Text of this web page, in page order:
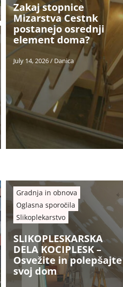
Zakaj stopnice
Mizarstva Cestnk
postanejo osrednji
element doma?
July 14, 2026/ Danica
Gradnja in obnova
Oglasna sporočila
Slikoplekarstvo
SLIKOPLESKARSKA
DELA KOCIPLESK –
Osvežite in polepšajte
svoj dom